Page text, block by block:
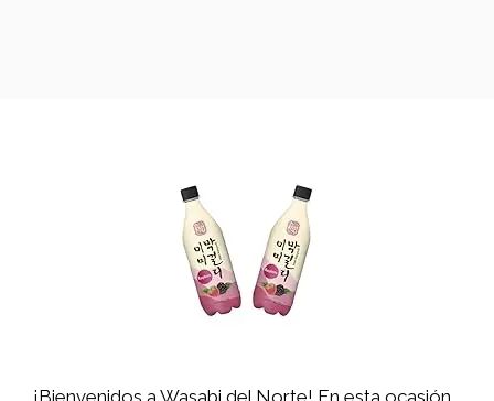
¡Bienvenidos a Wasabi del Norte! En esta ocasión